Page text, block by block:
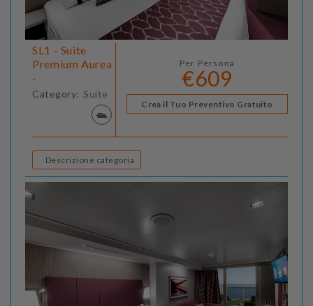
SL1 - Suite
Premium Aurea
-
Category: Suite
Per Persona
€609
Crea il Tuo Preventivo Gratuito
Descrizione categoria